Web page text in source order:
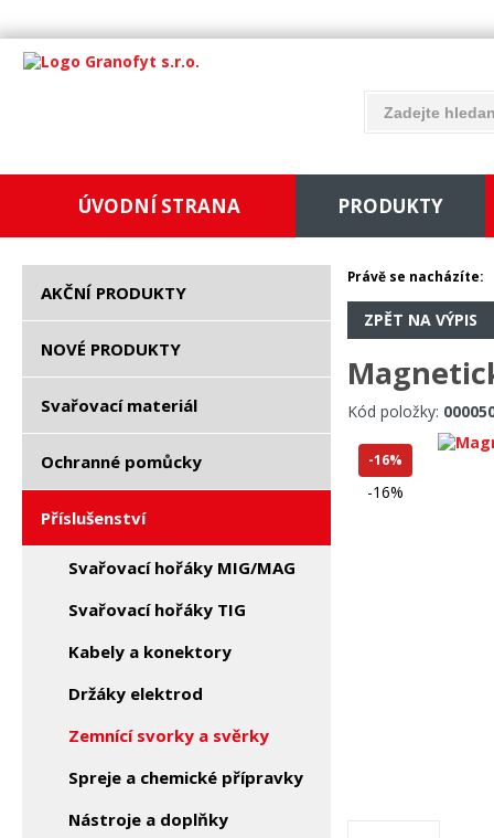
ÚVODNÍ STRANA PRODUKTY
AKČNÍ PRODUKTY
NOVÉ PRODUKTY
Svařovací materiál
Ochranné pomůcky
Příslušenství
Svařovací hořáky MIG/MAG
Svařovací hořáky TIG
Kabely a konektory
Držáky elektrod
Zemnící svorky a svěrky
Spreje a chemické přípravky
Nástroje a doplňky
Právě se nacházíte:
ZPĚT NA VÝPIS
Kód položky:
-16%
-16%